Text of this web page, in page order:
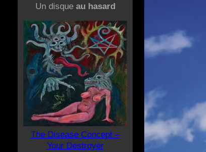
Un disque au hasard
The Disease Concept –
Your Destroyer